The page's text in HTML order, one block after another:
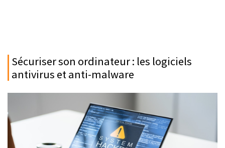
Sécuriser son ordinateur : les logiciels
antivirus et anti-malware